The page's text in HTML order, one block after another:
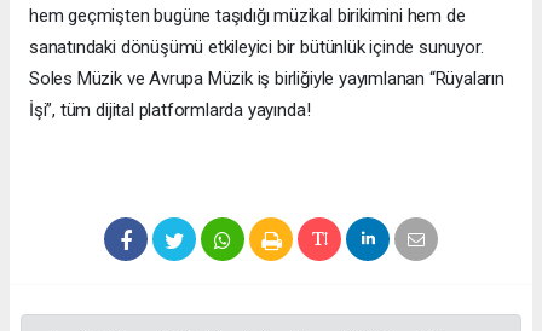
hem geçmişten bugüne taşıdığı müzikal birikimini hem de
sanatındaki dönüşümü etkileyici bir bütünlük içinde sunuyor.
Soles Müzik ve Avrupa Müzik iş birliğiyle yayımlanan “Rüyaların
İşi”, tüm dijital platformlarda yayında!